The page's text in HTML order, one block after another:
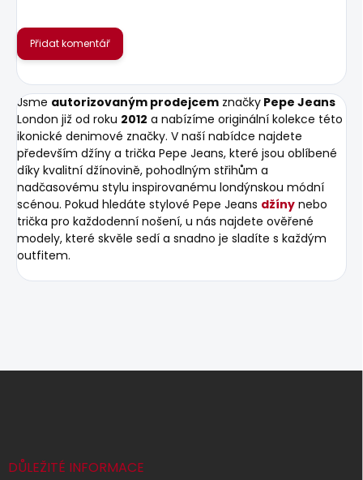
Přidat komentář
Jsme autorizovaným prodejcem značky Pepe Jeans
London již od roku 2012 a nabízíme originální kolekce této
ikonické denimové značky. V naší nabídce najdete
především džíny a trička Pepe Jeans, které jsou oblíbené
díky kvalitní džínovině, pohodlným střihům a
nadčasovému stylu inspirovanému londýnskou módní
scénou. Pokud hledáte stylové Pepe Jeans džíny nebo
trička pro každodenní nošení, u nás najdete ověřené
modely, které skvěle sedí a snadno je sladíte s každým
outfitem.
Z
DŮLEŽITÉ INFORMACE